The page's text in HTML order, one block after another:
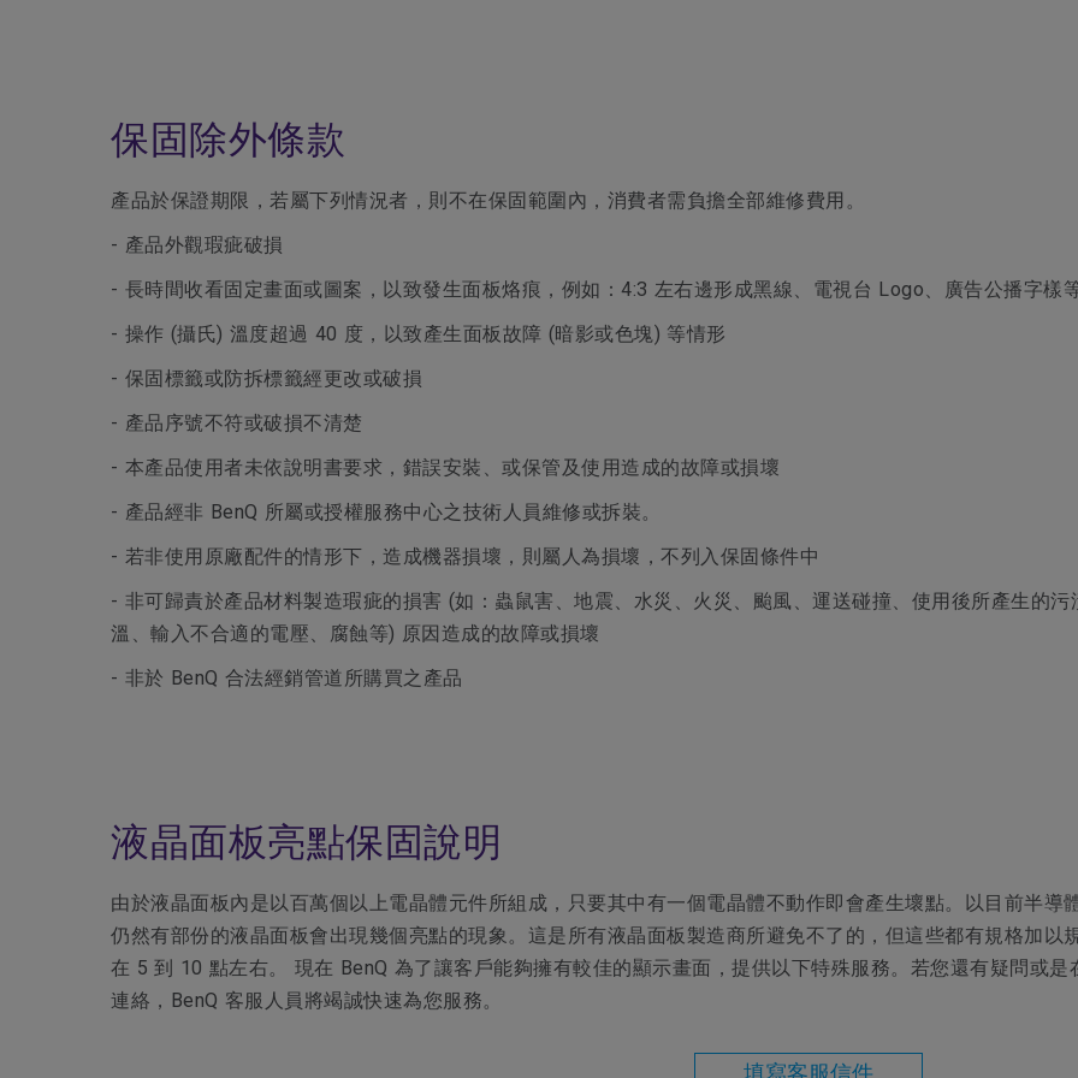
保固除外條款
產品於保證期限，若屬下列情況者，則不在保固範圍內，消費者需負擔全部維修費用。
- 產品外觀瑕疵破損
- 長時間收看固定畫面或圖案，以致發生面板烙痕，例如：4:3 左右邊形成黑線、電視台 Logo、廣告公播字樣
- 操作 (攝氏) 溫度超過 40 度，以致產生面板故障 (暗影或色塊) 等情形
- 保固標籤或防拆標籤經更改或破損
- 產品序號不符或破損不清楚
- 本產品使用者未依說明書要求，錯誤安裝、或保管及使用造成的故障或損壞
- 產品經非 BenQ 所屬或授權服務中心之技術人員維修或拆裝。
- 若非使用原廠配件的情形下，造成機器損壞，則屬人為損壞，不列入保固條件中
- 非可歸責於產品材料製造瑕疵的損害 (如：蟲鼠害、地震、水災、火災、颱風、運送碰撞、使用後所產生的
溫、輸入不合適的電壓、腐蝕等) 原因造成的故障或損壞
- 非於 BenQ 合法經銷管道所購買之產品
液晶面板亮點保固說明
由於液晶面板內是以百萬個以上電晶體元件所組成，只要其中有一個電晶體不動作即會產生壞點。以目前半
仍然有部份的液晶面板會出現幾個亮點的現象。這是所有液晶面板製造商所避免不了的，但這些都有規格加以
在 5 到 10 點左右。 現在 BenQ 為了讓客戶能夠擁有較佳的顯示畫面，提供以下特殊服務。若您還有疑問或
連絡，BenQ 客服人員將竭誠快速為您服務。
填寫客服信件